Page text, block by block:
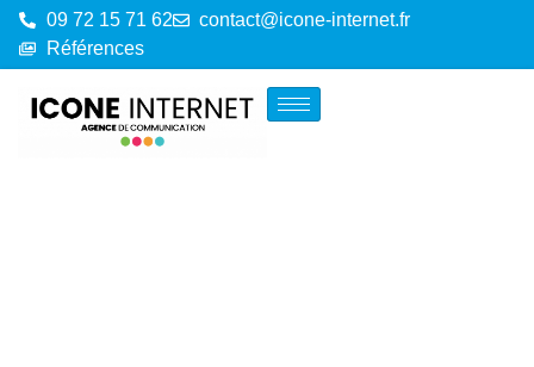
09 72 15 71 62
contact@icone-internet.fr
Références